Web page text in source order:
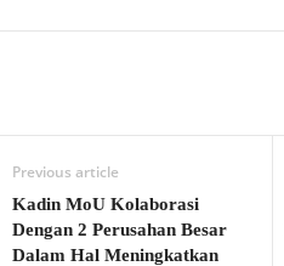
Previous article
Kadin MoU Kolaborasi
Dengan 2 Perusahan Besar
Dalam Hal Meningkatkan